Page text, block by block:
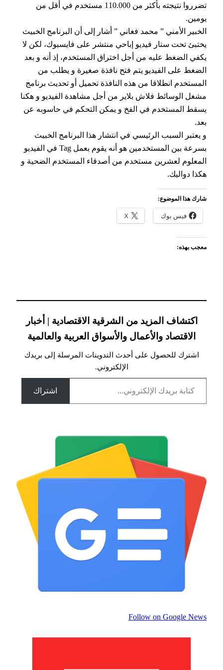
تضرروا نتيجته بأكثر من 110.000 مستخدم في أقل من
يومين.
الخبير الأمني ” محمد فغاني ” أشار إلى أن البرنامج الخبيث
يختبئ تحت ستار فيديو إباحي منتشر على فايسبوك، لكن لا
يكفي الضغط عليه من أجل اختراق المستخدم، إذ أنه و بعد
الضغط على الفيديو يتم فتح نافذة صغيرة و يطلب من
المستخدم انطلاقا من هذه النافذة تحميل أو تحديث برنامج
مشغل الوسائط فلاش بلاير من أجل مشاهدة الفيديو و هكنا
يسقط المستخدم في الفخ و يمكن التحكم في حاسوبه عن
بعد.
و يعتبر السبب الرئيسي في انتشار هذا البرنامج الخبيث
بسرعة بين المستخدمين هو أنه يقوم بعمل Tag في الفيديو
المعلوم لعشرين مستخدم من أصدقاء المستخدم الضحية و
هكذا دواليك.
شارك هذا الموضوع:
فيس بوك X
معجب بهذه:
اكتشاف المزيد من الشرقية الاقتصادية | أخبار
الاقتصاد والأعمال والأسواق العربية والعالمية
اشترك للحصول على أحدث التدوينات المرسلة إلى بريدك
الإلكتروني.
كتابة بريدك الإلكتروني...
اشتراك
Follow on Google News